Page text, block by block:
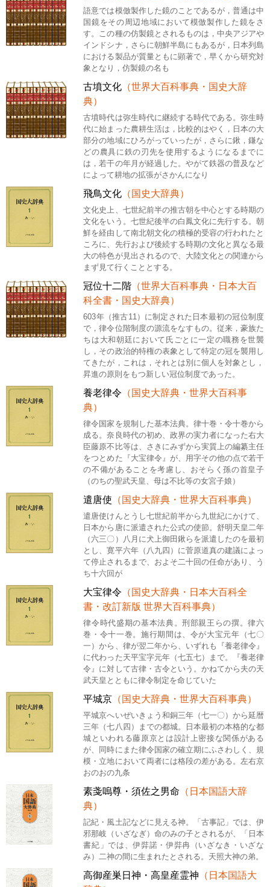
語意では模倣製作した鏡のことであるが，普通は中
国鏡をその周辺地域において模倣製作した鏡をさ
す。この種の仿製鏡とされるものは，中央アジアや
インドシナ，さらに朝鮮半島にもあるが，日本列島
における製品が質量ともに顕著で，早くから研究対
象となり，仿製鏡の名も
古墳文化 （世界大百科事典・国史大辞
典）
古墳時代は弥生時代に継続する時代である。弥生時
代に始まった農耕生活は，比較的はやく，日本の大
部分の地域にひろがっていったが，さらに鍬，鎌な
どの農具に鉄の刃先を使用するようになるまでに
は，若干の年月が経過した。やがて鉄器の普及など
によって耕地の拡張がさかんになり
飛鳥文化 （国史大辞典）
文化史上、七世紀前半の推古朝を中心とする時期の
文化をいう。七世紀後半の白鳳文化に先行する。朝
鮮を経由して南北朝文化の積極的受容の行われたと
ころに、先行および後続する時期の文化と異なる最
大の特色が見出されるので、大陸文化との関連から
まず見て行くこととする。
冠位十二階 （世界大百科事典・日本大百
科全書・国史大辞典）
603年（推古11）に制定された日本最初の冠位制度
で，律令位階制度の源流をなすもの。従来，豪族た
ちは大和朝廷において氏ごとに一定の職務を世襲
し，その政治的特権の表象として特定の冠を襲用し
てきたが，これは，それとは別に個人を対象とし，
昇進の原則をもつ新しい冠位制度であった。
養老律令 （国史大辞典・世界大百科事
典）
律令国家を規制した基本法典。律十巻・令十巻から
成る。奈良時代の初め、政界の実力者になった右大
臣藤原不比等は、さきにみずから実質上の編纂主任
をつとめた『大宝律令』が、用字その他の点で若干
の不備があることを考慮し、おそらく孫の首皇子
（のちの聖武天皇、母は不比等の女宮子娘）
遣唐使 （国史大辞典・世界大百科事典）
遣唐使けんとうし七世紀前半から九世紀にかけて、
日本から唐に派遣された公式の使節。舒明天皇二年
（六三〇）八月に犬上御田鍬らを派遣したのを最初
とし、寛平六年（八九四）に菅原道真の建議によっ
て停止されるまで、およそ二十回の任命があり、う
ち十六回が
大宝律令 （国史大辞典・日本大百科全
書・改訂新版 世界大百科事典）
律令時代盛期の基本法典。刑部親王らの撰。律六
巻・令十一巻。施行期間は、令が大宝元年（七〇
一）から、律が翌二年から、いずれも『養老律令』
に代わった天平宝字元年（七五七）まで。『養老律
令』に対して古律・古令という。かねてから夫の天
武天皇とともに律令制定を命じていた
平城京 （国史大辞典・世界大百科事典）
平城京へいぜいきょう和銅三年（七一〇）から延暦
三年（七八四）までの都城。日本最初の本格的な都
城といわれる藤原京とは設計上密接な関係がある
が、同時にまた律令国家の確立期にふさわしく、規
模・立地において両者には格段の差がある。左右京
おのおの九条
素戔嗚尊・須佐之男命 （日本国語大辞
典）
記紀・風土記などに見える神。「古事記」では、伊
邪那岐（いざなぎ）命のみの子とされるが、「日本
書紀」では、伊弉諾・伊弉冉（いざなき・いざな
み）二神の間に生まれたとされる。天照大神の弟。
高御産巣日神・高皇産霊神 （日本国語大